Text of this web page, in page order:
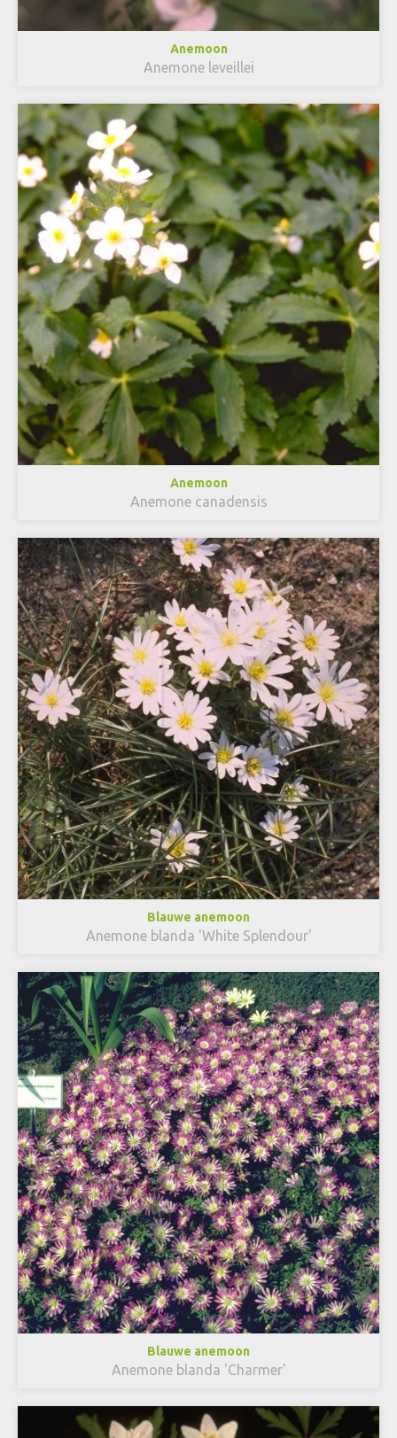
Anemoon
Anemone leveillei
Anemoon
Anemone canadensis
Blauwe anemoon
Anemone blanda 'White Splendour'
Blauwe anemoon
Anemone blanda 'Charmer'